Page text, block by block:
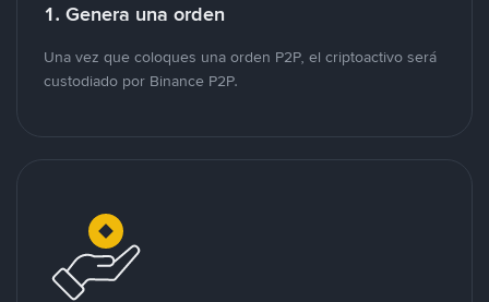
1. Genera una orden
Una vez que coloques una orden P2P, el criptoactivo será
custodiado por Binance P2P.